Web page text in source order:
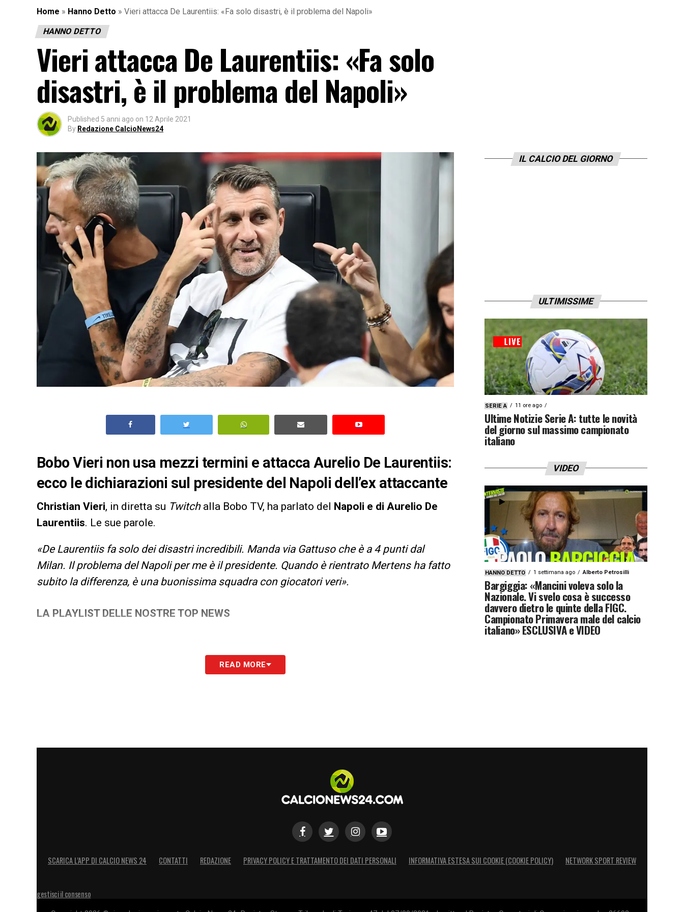
Home » Hanno Detto » Vieri attacca De Laurentiis: «Fa solo disastri, è il problema del Napoli»
HANNO DETTO
Vieri attacca De Laurentiis: «Fa solo
disastri, è il problema del Napoli»
Published 5 anni ago on 12 Aprile 2021
By Redazione CalcioNews24
Bobo Vieri non usa mezzi termini e attacca Aurelio De Laurentiis:
ecco le dichiarazioni sul presidente del Napoli dell’ex attaccante
Christian Vieri, in diretta su Twitchalla Bobo TV, ha parlato del Napoli e di Aurelio De
Laurentiis. Le sue parole.
«De Laurentiis fa solo dei disastri incredibili. Manda via Gattuso che è a 4 punti dal
Milan. Il problema del Napoli per me è il presidente. Quando è rientrato Mertens ha fatto
subito la differenza, è una buonissima squadra con giocatori veri».
LA PLAYLIST DELLE NOSTRE TOP NEWS
READ MORE
IL CALCIO DEL GIORNO
ULTIMISSIME
SERIE A 11 ore ago
Ultime Notizie Serie A: tutte le novità
del giorno sul massimo campionato
italiano
VIDEO
HANNO DETTO 1 settimana ago Alberto Petrosilli
Bargiggia: «Mancini voleva solo la
Nazionale. Vi svelo cosa è successo
davvero dietro le quinte della FIGC.
Campionato Primavera male del calcio
italiano» ESCLUSIVA e VIDEO
SCARICA L’APP DI CALCIO NEWS 24 CONTATTI REDAZIONE PRIVACY POLICY E TRATTAMENTO DEI DATI PERSONALI INFORMATIVA ESTESA SUI COOKIE (COOKIE POLICY) NETWORK SPORT REVIEW
gestisci il consenso